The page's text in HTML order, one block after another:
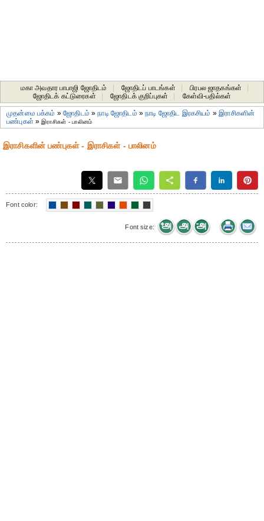
மகா அவதார பாபாஜி ஜோதிடம் ஜோதிடப் பாடங்கள் பிரபல ஜாதகங்கள்
ஜோதிடக் கட்டுரைகள்
ஜோதிடக் குறிப்புகள் கேள்வி-பதில்கள்
முதன்மை பக்கம் »ஜோதிடம் »நாடி ஜோதிடம் »நாடி ஜோதிட இரகசியம் »இராசிகளின்
பண்புகள் »இராசிகள் - பாலினம்
இராசிகளின் பண்புகள் - இராசிகள் - பாலினம்
Font color:
Font size: